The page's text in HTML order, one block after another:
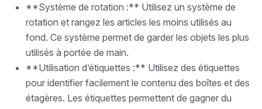
**Système de rotation :** Utilisez un système de
rotation et rangez les articles les moins utilisés au
fond. Ce système permet de garder les objets les plus
utilisés à portée de main.
**Utilisation d’étiquettes :** Utilisez des étiquettes
pour identifier facilement le contenu des boîtes et des
étagères. Les étiquettes permettent de gagner du